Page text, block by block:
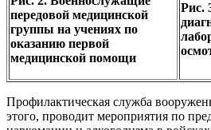
передовой медицинской
группы на учениях по
оказанию первой
медицинской помощи
Рис.
Профилактическая служба
этого, проводит мероприятия по